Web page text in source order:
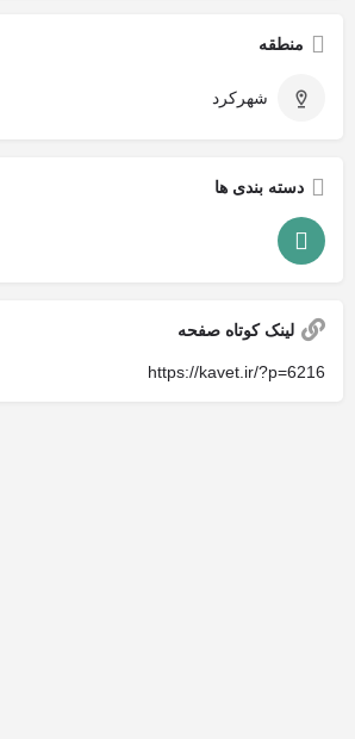
منطقه
شهرکرد
دسته بندی ها
لینک کوتاه صفحه
https://kavet.ir/?p=6216